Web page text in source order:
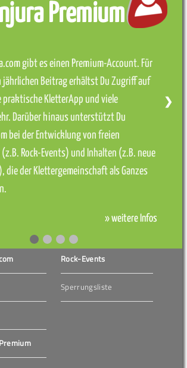
Premium
gibt es einen Premium-Account. Für
jährlichen Beitrag erhältst Du Zugriff auf
praktische KletterApp und viele
Darüber hinaus unterstützt Du
bei der Entwicklung von freien
Rock-Events) und Inhalten (z.B. neue
die der Klettergemeinschaft als Ganzes
» weitere Infos
❯
Rock-Events
Sperrungsliste